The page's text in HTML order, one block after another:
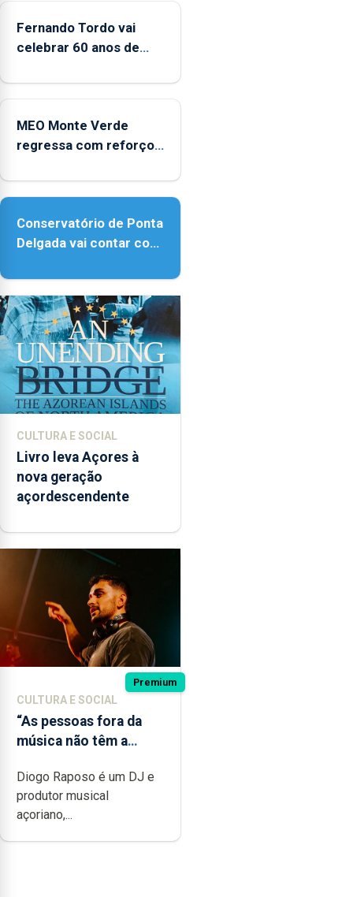
entre
2022
2025
Fernando Tordo vai
celebrar 60 anos de
Micaelense
MEO Monte Verde
regressa com reforço
Conservatório de Ponta
Delgada vai contar com
CULTURA E SOCIAL
Livro leva Açores à
nova geração
açordescendente
Premium
CULTURA E SOCIAL
“As pessoas fora da
música não têm a
produzir uma música”
Diogo Raposo é um DJ e
produtor musical
açoriano,...